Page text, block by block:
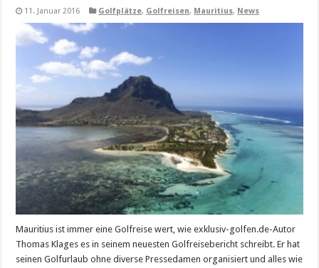
11. Januar 2016 Golfplätze, Golfreisen, Mauritius, News
Mauritius ist immer eine Golfreise wert, wie exklusiv-golfen.de-Autor
Thomas Klages es in seinem neuesten Golfreisebericht schreibt. Er hat
seinen Golfurlaub ohne diverse Pressedamen organisiert und alles wie